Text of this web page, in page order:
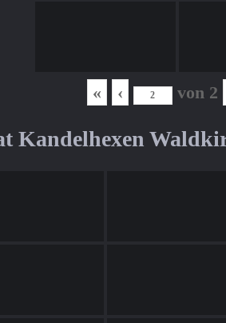
« ‹ von 2
Kandelhexen